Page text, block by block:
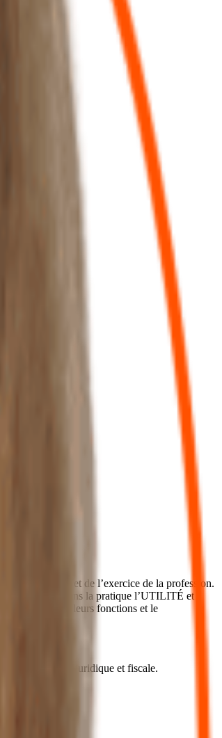
comptables et de l’exercice de la profession.
dans la pratique l’UTILITÉ et
l’exercice de leurs fonctions et le
la conformité juridique et fiscale.